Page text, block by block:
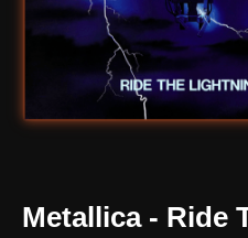
Metallica - Ride